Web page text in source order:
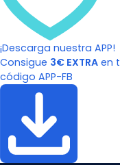
¡Descarga nuestra APP!
Consigue 3€ EXTRA en
código APP-FB